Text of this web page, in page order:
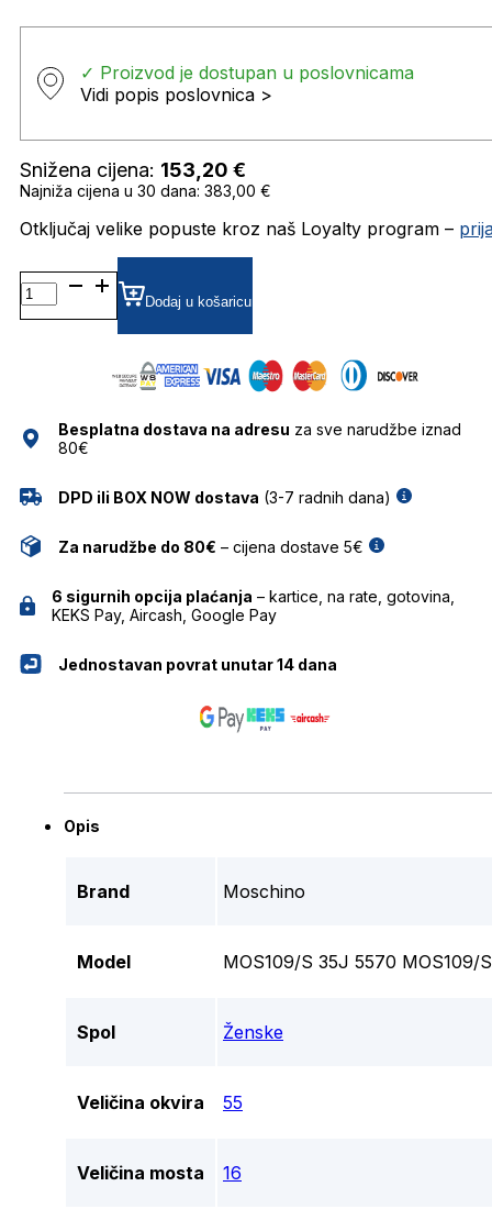
✓ Proizvod je dostupan u poslovnicama
Vidi popis poslovnica >
Snižena cijena: 153,20 €
Najniža cijena u 30 dana: 383,00 €
Otključaj velike popuste kroz naš Loyalty program –
MOS109/S SUNČANE
NAOČALE
MOSCHINO
Dodaj u košaricu
Besplatna dostava na adresu za sve narudžbe iznad
80€
DPD ili BOX NOW dostava (3-7 radnih dana)
Za narudžbe do 80€ – cijena dostave 5€
6 sigurnih opcija plaćanja – kartice, na rate, gotovina,
KEKS Pay, Aircash, Google Pay
Jednostavan povrat unutar 14 dana
Opis
Brand Moschino
Model MOS109/S 35J 5570 MOS109/
Spol Ženske
Veličina okvira 55
Veličina mosta 16